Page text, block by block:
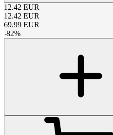
12.42 EUR
12.42 EUR
69.99 EUR
-82%